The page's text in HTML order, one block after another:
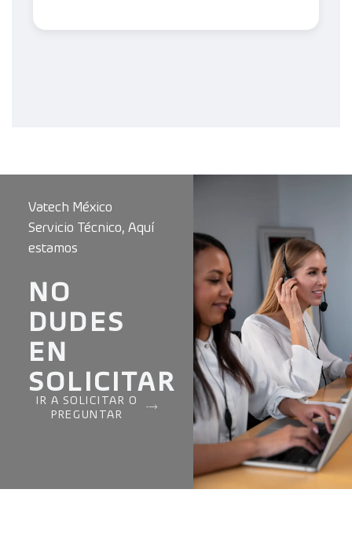
Vatech México
Servicio Técnico, Aquí
estamos
NO
DUDES
EN
SOLICITAR
IR A SOLICITAR O
PREGUNTAR